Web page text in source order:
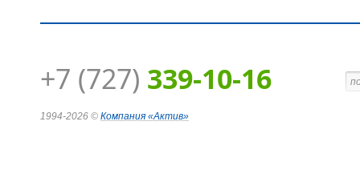
+7 (727) 339-10-16
1994-2026 © Компания «Актив»